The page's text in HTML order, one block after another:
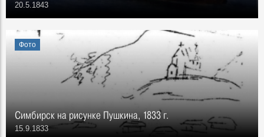
20.5.1843
Фото
Симбирск на рисунке Пушкина, 1833 г.
15.9.1833